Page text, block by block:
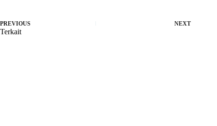
PREVIOUS NEXT
Terkait